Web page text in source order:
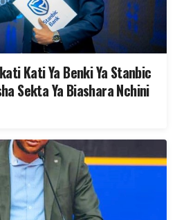
Kati Ya Benki Ya Stanbic
Sekta Ya Biashara Nchini